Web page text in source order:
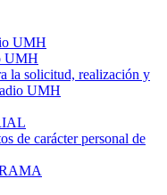
UMH
UMH
la solicitud, realización y
UMH
de carácter personal de